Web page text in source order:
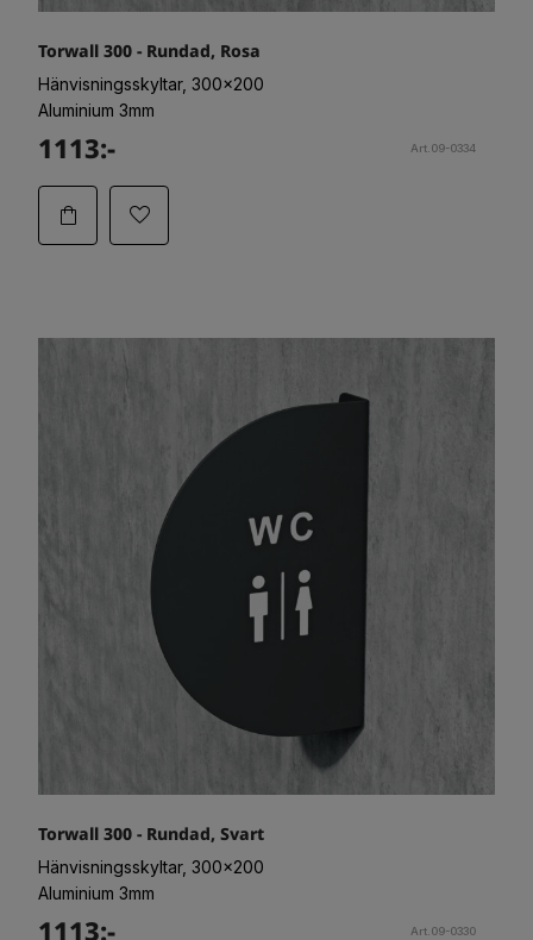
Torwall 300 - Rundad, Rosa
Hänvisningsskyltar, 300x200
Aluminium 3mm
1113:- Art.09-0334
Torwall 300 - Rundad, Svart
Hänvisningsskyltar, 300x200
Aluminium 3mm
1113:- Art.09-0330